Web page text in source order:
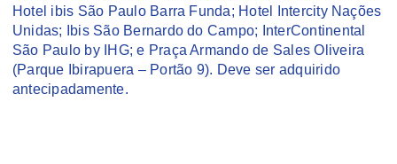
Hotel ibis São Paulo Barra Funda; Hotel Intercity Nações
Unidas; Ibis São Bernardo do Campo; InterContinental
São Paulo by IHG; e Praça Armando de Sales Oliveira
(Parque Ibirapuera – Portão 9). Deve ser adquirido
antecipadamente.